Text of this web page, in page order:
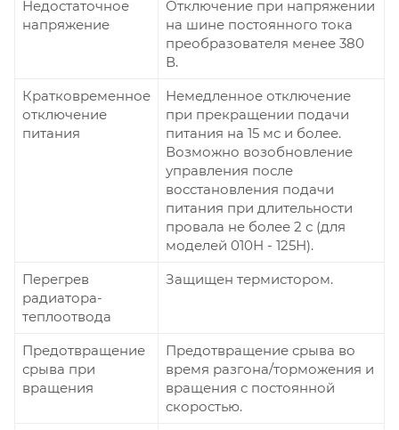
Недостаточное
напряжение
Отключение при напряжении
на шине постоянного тока
преобразователя менее 380
В.
Кратковременное
отключение
питания
Немедленное отключение
при прекращении подачи
питания на 15 мс и более.
Возможно возобновление
управления после
восстановления подачи
питания при длительности
провала не более 2 с (для
моделей 010Н - 125Н).
Перегрев
радиатора-
теплоотвода
Защищен термистором.
Предотвращение
срыва при
вращения
Предотвращение срыва во
время разгона/торможения и
вращения с постоянной
скоростью.